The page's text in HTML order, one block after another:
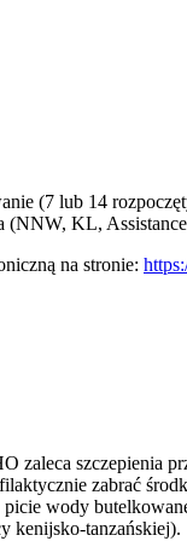
(7 lub 14
(NNW, KL,
na stronie:
szczepienia
zabrać
wody
kenijsko-tanzańskiej).